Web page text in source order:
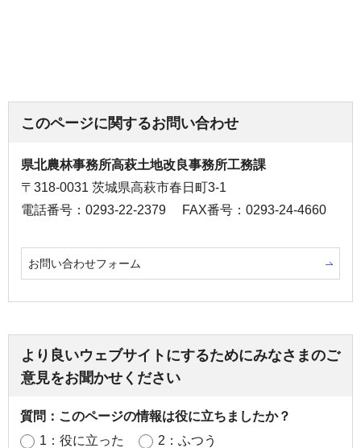
このページに関するお問い合わせ
県北農林事務所高萩土地改良事務所工務課
〒318-0031 茨城県高萩市春日町3-1
電話番号：0293-22-2379
FAX番号：0293-24-4660
お問い合わせフォーム
より良いウェブサイトにするためにみなさまのご
意見をお聞かせください
質問：このページの情報は役に立ちましたか？
1：役に立った
2：ふつう